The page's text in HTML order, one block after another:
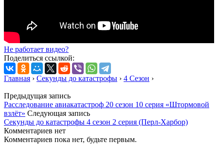
Не работает видео?
Поделиться ссылкой:
Главная › Секунды до катастрофы › 4 Сезон ›
Предыдущая запись
Расследование авиакатастроф 20 сезон 10 серия «Штормовой
взлёт» Следующая запись
Секунды до катастрофы 4 сезон 2 серия (Перл-Харбор)
Комментариев нет
Комментариев пока нет, будьте первым.